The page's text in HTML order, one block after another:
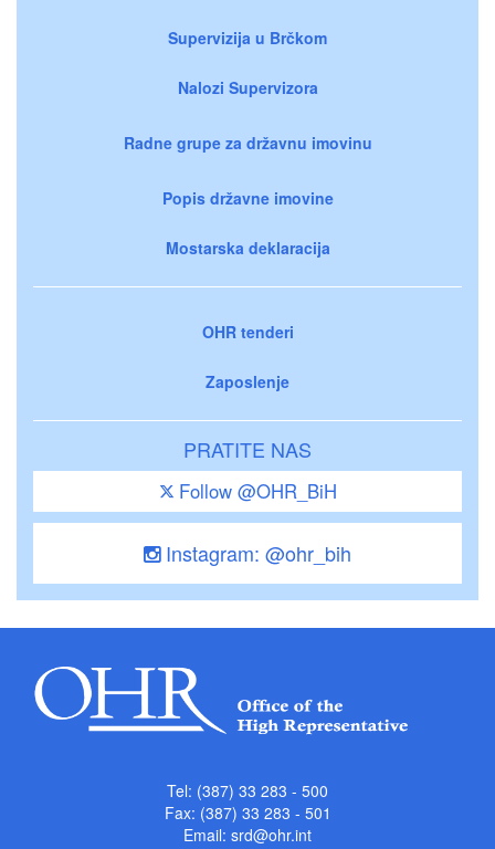
Supervizija u Brčkom
Nalozi Supervizora
Radne grupe za državnu imovinu
Popis državne imovine
Mostarska deklaracija
OHR tenderi
Zaposlenje
PRATITE NAS
Follow @OHR_BiH
Instagram: @ohr_bih
Tel: (387) 33 283 - 500
Fax: (387) 33 283 - 501
Email: srd@ohr.int